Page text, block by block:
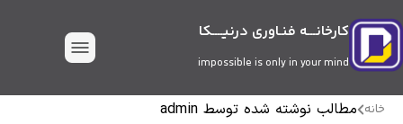
کارخانـــه فنـاوری درنیــــکا
impossible is only in your mind
خانه مطالب نوشته شده توسط admin